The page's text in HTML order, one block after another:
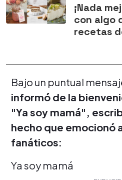
¡Nada
con algo
recetas
Bajo un puntual
informó de la
"Ya soy mamá",
hecho que emocionó
fanáticos:
Ya soy mamá